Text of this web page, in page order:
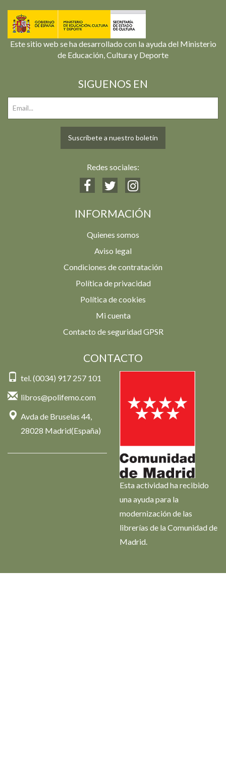
Este sitio web se ha desarrollado con la ayuda del Ministerio
de Educación, Cultura y Deporte
SIGUENOS EN
Suscríbete a nuestro boletín
Redes sociales:
INFORMACIÓN
Quienes somos
Aviso legal
Condiciones de contratación
Política de privacidad
Política de cookies
Mi cuenta
Contacto de seguridad GPSR
CONTACTO
tel. (0034) 917 257 101
libros@polifemo.com
Avda de Bruselas 44,
28028 Madrid(España)
Esta actividad ha recibido
una ayuda para la
modernización de las
librerías de la Comunidad de
Madrid.